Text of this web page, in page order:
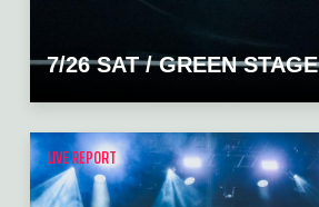
7/26 SAT / GREEN STAGE
LIVE REPORT